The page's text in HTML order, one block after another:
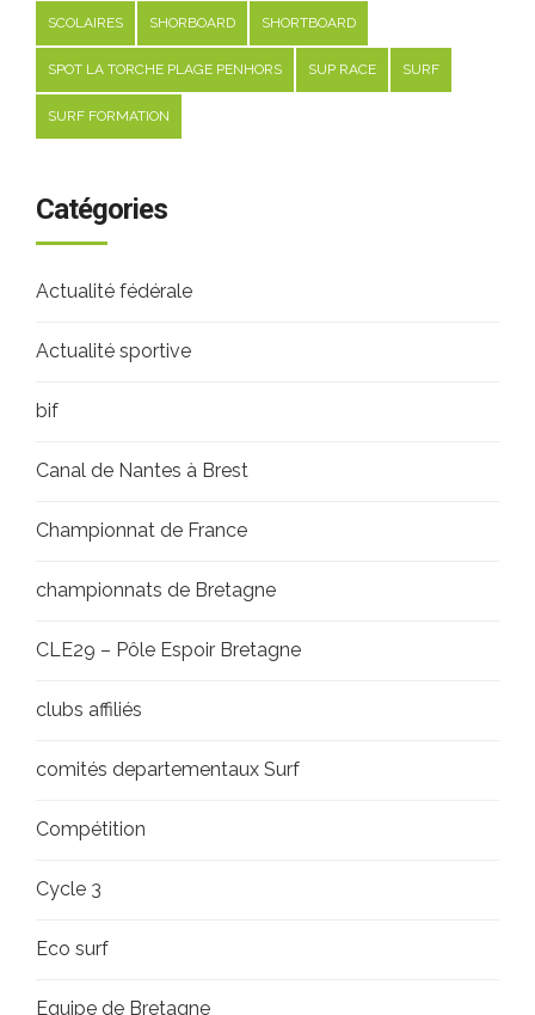
SCOLAIRES SHORBOARD SHORTBOARD
SPOT LA TORCHE PLAGE PENHORS SUP RACE SURF
SURF FORMATION
Catégories
Actualité fédérale
Actualité sportive
bif
Canal de Nantes à Brest
Championnat de France
championnats de Bretagne
CLE29 – Pôle Espoir Bretagne
clubs affiliés
comités departementaux Surf
Compétition
Cycle 3
Eco surf
Equipe de Bretagne